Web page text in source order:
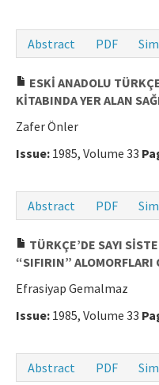
Abstract
PDF
ESKİ ANADOLU
KİTABINDA YER ALAN
Zafer Önler
Issue: 1985, Volume 33
Abstract
PDF
TÜRKÇE’DE SAYI
“SIFIRIN”
Efrasiyap Gemalmaz
Issue: 1985, Volume 33
Abstract
PDF